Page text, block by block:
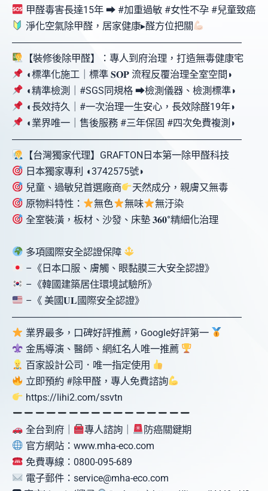
甲醛毒害長達15年 ⮕ #加重過敏 #女性不孕 #兒童致癌
淨化空氣除甲醛，居家健康▸醛方位把關
󠀠󠀠󠀠󠀠󠀠󠀠󠀠󠀠󠀠―――――――――――――――――――󠀠󠀠󠀠󠀠――――󠀠󠀠󠀠―󠀠󠀠󠀠
【裝修後除甲醛】：專人到府治理，打造無毒健康宅
◖標準化施工｜標準 𝐒𝐎𝐏 流程反覆治理全室空間◗
◖精準檢測｜#SGS同規格 ⮕檢測儀器、檢測標準◗
◖長效持久｜#一次治理一生安心，長效除醛19年◗
◖業界唯一｜售後服務 #三年保固 #四次免費複測◗
󠀠󠀠󠀠󠀠󠀠󠀠󠀠󠀠󠀠―――――――――――――――――――󠀠󠀠󠀠󠀠――――󠀠󠀠󠀠―󠀠󠀠󠀠
【台灣獨家代理】GRAFTON日本第一除甲醛科技
日本獨家專利 ◖3742575號◗
兒童、過敏兒首選廠商
天然成分，親膚又無毒
原物料特性：
無色 無味
無汙染
全室裝潢，板材、沙發、床墊 𝟑𝟔𝟎°精細化治理
多項國際安全認證保障
–《日本口服、膚觸、眼黏膜三大安全認證》
–《韓國建築居住環境試驗所》
–《 美國𝐔𝐋國際安全認證》
󠀠󠀠󠀠󠀠󠀠󠀠󠀠󠀠󠀠―――――――――――――――――――󠀠󠀠󠀠󠀠――――󠀠󠀠󠀠―󠀠󠀠󠀠
業界最多，口碑好評推薦，Google好評第一
金馬導演、醫師、網紅名人唯一推薦
百家設計公司．唯一指定使用
立即預約 #除甲醛，專人免費諮詢
https://lihi2.com/ssvtn
全台到府｜ 專人諮詢｜
防癌關鍵期
官方網站：www.mha-eco.com
免費專線：0800-095-689
電子郵件：service@mha-eco.com